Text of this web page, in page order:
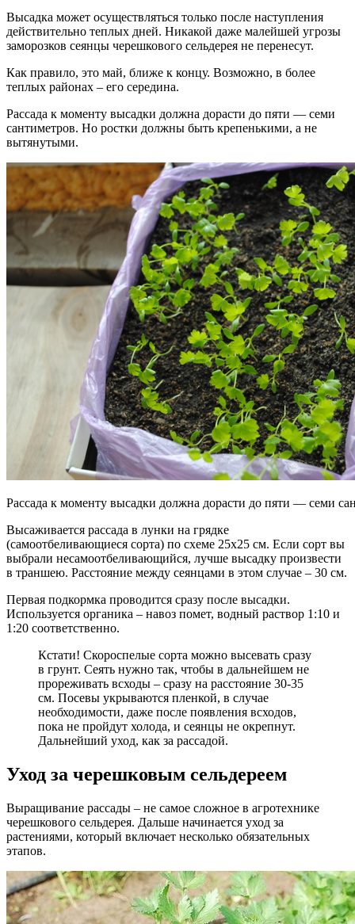
Высадка может осуществляться только после наступления
действительно теплых дней. Никакой даже малейшей угрозы
заморозков сеянцы черешкового сельдерея не перенесут.
Как правило, это май, ближе к концу. Возможно, в более
теплых районах – его середина.
Рассада к моменту высадки должна дорасти до пяти — семи
сантиметров. Но ростки должны быть крепенькими, а не
вытянутыми.
Рассада к моменту высадки должна дорасти до пяти — семи
Высаживается рассада в лунки на грядке
(самоотбеливающиеся сорта) по схеме 25х25 см. Если сорт вы
выбрали несамоотбеливающийся, лучше высадку произвести
в траншею. Расстояние между сеянцами в этом случае – 30 см.
Первая подкормка проводится сразу после высадки.
Используется органика – навоз помет, водный раствор 1:10 и
1:20 соответственно.
Кстати! Скороспелые сорта можно высевать сразу
в грунт. Сеять нужно так, чтобы в дальнейшем не
прореживать всходы – сразу на расстояние 30-35
см. Посевы укрываются пленкой, в случае
необходимости, даже после появления всходов,
пока не пройдут холода, и сеянцы не окрепнут.
Дальнейший уход, как за рассадой.
Уход за черешковым сельдереем
Выращивание рассады – не самое сложное в агротехнике
черешкового сельдерея. Дальше начинается уход за
растениями, который включает несколько обязательных
этапов.